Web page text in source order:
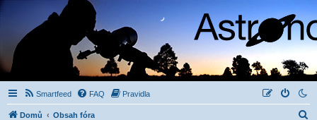
Smartfeed FAQ Pravidla
Domů Obsah fóra